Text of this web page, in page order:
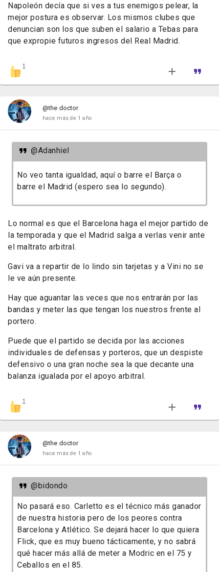
Napoleón decía que si ves a tus enemigos pelear, la
mejor postura es observar. Los mismos clubes que
denuncian son los que suben el salario a Tebas para
que expropie futuros ingresos del Real Madrid.
1
@the doctor
hace más de 1 año
@Adanhiel
No veo tanta igualdad, aquí o barre el Barça o
barre el Madrid (espero sea lo segundo).
Lo normal es que el Barcelona haga el mejor partido de
la temporada y que el Madrid salga a verlas venir ante
el maltrato arbitral.
Gavi va a repartir de lo lindo sin tarjetas y a Vini no se
le ve aún presente.
Hay que aguantar las veces que nos entrarán por las
bandas y meter las que tengan los nuestros frente al
portero.
Puede que el partido se decida por las acciones
individuales de defensas y porteros, que un despiste
defensivo o una gran noche sea la que decante una
balanza igualada por el apoyo arbitral.
1
@the doctor
hace más de 1 año
@bidondo
No pasará eso. Carletto es el técnico más ganador
de nuestra historia pero de los peores contra
Barcelona y Atlético. Se dejará hacer lo que quiera
Flick, que es muy bueno tácticamente, y no sabrá
qué hacer más allá de meter a Modric en el 75 y
Ceballos en el 85.